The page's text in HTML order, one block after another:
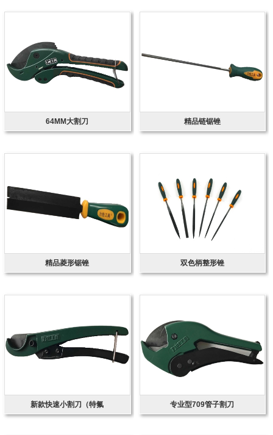
64MM大割刀 精品链锯锉
精品菱形锯锉 双色柄整形锉
新款快速小割刀（特氟 专业型709管子割刀